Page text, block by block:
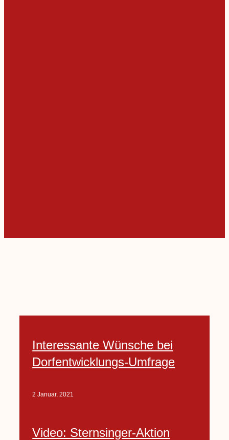
Interessante Wünsche bei
Dorfentwicklungs-Umfrage
2 Januar, 2021
Video: Sternsinger-Aktion